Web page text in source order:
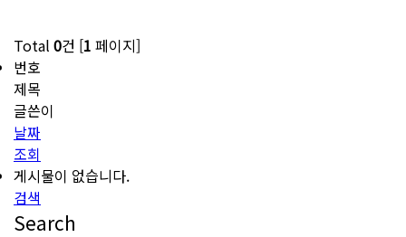
Total 0건 [1 페이지]
번호
제목
글쓴이
날짜
조회
게시물이 없습니다.
검색
Search